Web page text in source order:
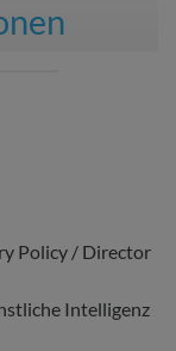
Policy / Director
Intelligenz